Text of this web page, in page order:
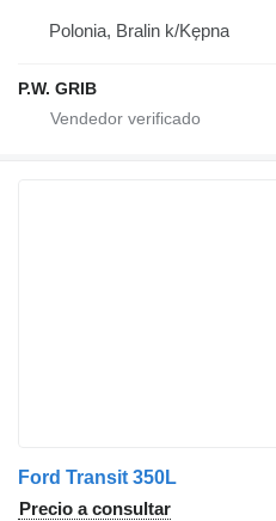
Polonia, Bralin k/Kępna
P.W. GRIB
Ford Transit 350L
Precio a consultar